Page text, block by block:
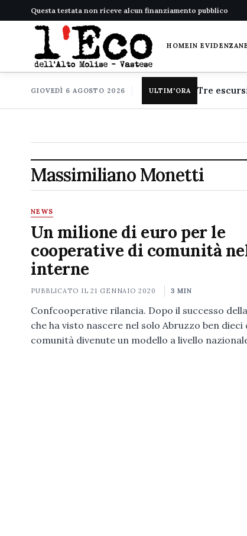
Questa testata non riceve alcun finanziamento pubblico
HOMEIN EVIDENZA
GIOVEDÌ 6 AGOSTO 2026 ULTIM'ORA
Massimiliano Monetti
NEWS
Un milione di euro per le
cooperative di comunità
interne
PUBBLICATO IL21 GENNAIO 2020 3 MIN
Confcooperative rilancia. Dopo il successo
che ha visto nascere nel solo Abruzzo ben
comunità divenute un modello a livello